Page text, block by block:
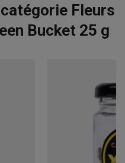
Fleurs
Bucket 25 g